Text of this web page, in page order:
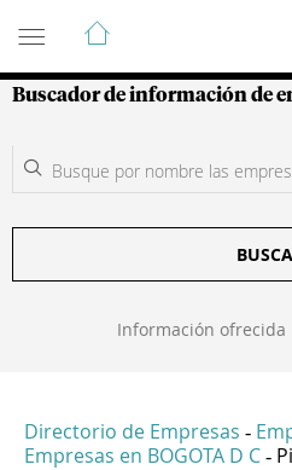
Guía de Empresas
Buscador de información de
Información ofrecida
Directorio de Empresas -
Empresas en BOGOTA D C -